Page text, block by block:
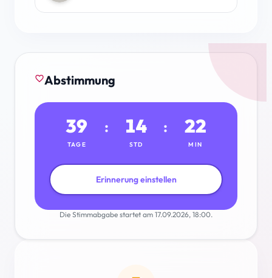
favorite_borderAbstimmung
39
TAGE
: 14
STD
: 22
MIN
Erinnerung einstellen
Die Stimmabgabe startet am 17.09.2026, 18:00.